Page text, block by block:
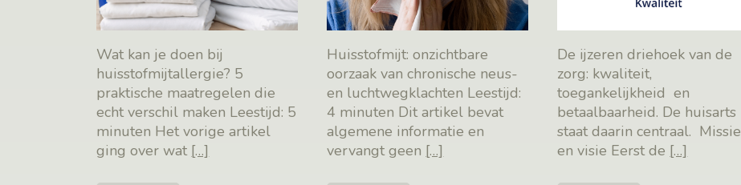
Wat kan je doen bij
huisstofmijtallergie? 5
praktische maatregelen die
echt verschil maken Leestijd: 5
minuten Het vorige artikel
ging over wat […]
Huisstofmijt: onzichtbare
oorzaak van chronische neus-
en luchtwegklachten Leestijd:
4 minuten Dit artikel bevat
algemene informatie en
vervangt geen […]
De ijzeren driehoek van de
zorg: kwaliteit,
toegankelijkheid en
betaalbaarheid. De huisarts
staat daarin centraal. Missie
en visie Eerst de […]